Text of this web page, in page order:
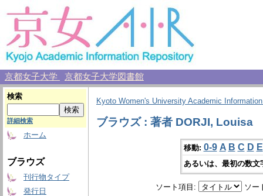
京都女子大学 京都女子大学図書館
検索
詳細検索
ホーム
ブラウズ
刊行物タイプ
発行日
Kyoto Women's University Academic
ブラウズ : 著者 DORJI, Louisa
移動: 0-9 A B C D E
あるいは、最初の数
ソート項目: ソー